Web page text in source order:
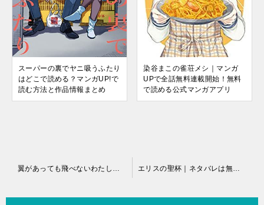
スーパーの裏でヤニ吸うふたり
はどこで読める？マンガUP!で
読む方法と作品情報まとめ
染谷まこの雀荘メシ｜マンガ
UPで全話無料連載開始！無料
で読める公式マンガアプリ
翼があっても飛べないわたしは、ゲーム部に入ることにした｜16話まで無料＿G!プレミアムで読み放題！ エリスの聖杯｜ネタバレは無しで感想など。最新話まで無料で読めるマンガアプリ